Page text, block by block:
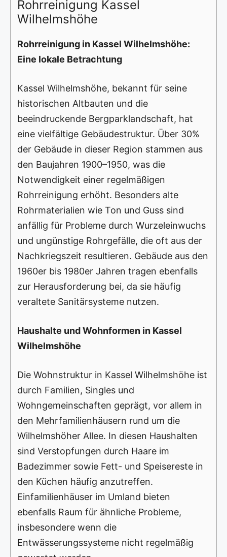
Rohrreinigung Kassel
Wilhelmshöhe
Rohrreinigung in Kassel Wilhelmshöhe:
Eine lokale Betrachtung
Kassel Wilhelmshöhe, bekannt für seine
historischen Altbauten und die
beeindruckende Bergparklandschaft, hat
eine vielfältige Gebäudestruktur. Über 30%
der Gebäude in dieser Region stammen aus
den Baujahren 1900–1950, was die
Notwendigkeit einer regelmäßigen
Rohrreinigung erhöht. Besonders alte
Rohrmaterialien wie Ton und Guss sind
anfällig für Probleme durch Wurzeleinwuchs
und ungünstige Rohrgefälle, die oft aus der
Nachkriegszeit resultieren. Gebäude aus den
1960er bis 1980er Jahren tragen ebenfalls
zur Herausforderung bei, da sie häufig
veraltete Sanitärsysteme nutzen.
Haushalte und Wohnformen in Kassel
Wilhelmshöhe
Die Wohnstruktur in Kassel Wilhelmshöhe ist
durch Familien, Singles und
Wohngemeinschaften geprägt, vor allem in
den Mehrfamilienhäusern rund um die
Wilhelmshöher Allee. In diesen Haushalten
sind Verstopfungen durch Haare im
Badezimmer sowie Fett- und Speisereste in
den Küchen häufig anzutreffen.
Einfamilienhäuser im Umland bieten
ebenfalls Raum für ähnliche Probleme,
insbesondere wenn die
Entwässerungssysteme nicht regelmäßig